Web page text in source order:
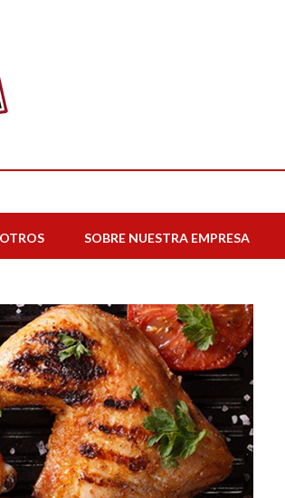
SOBRE NUESTRA EMPRESA